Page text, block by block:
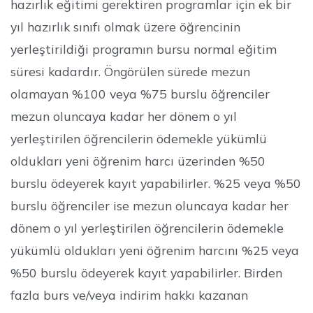
hazırlık eğitimi gerektiren programlar için ek bir
yıl hazırlık sınıfı olmak üzere öğrencinin
yerleştirildiği programın bursu normal eğitim
süresi kadardır. Öngörülen sürede mezun
olamayan %100 veya %75 burslu öğrenciler
mezun oluncaya kadar her dönem o yıl
yerleştirilen öğrencilerin ödemekle yükümlü
oldukları yeni öğrenim harcı üzerinden %50
burslu ödeyerek kayıt yapabilirler. %25 veya %50
burslu öğrenciler ise mezun oluncaya kadar her
dönem o yıl yerleştirilen öğrencilerin ödemekle
yükümlü oldukları yeni öğrenim harcını %25 veya
%50 burslu ödeyerek kayıt yapabilirler. Birden
fazla burs ve/veya indirim hakkı kazanan